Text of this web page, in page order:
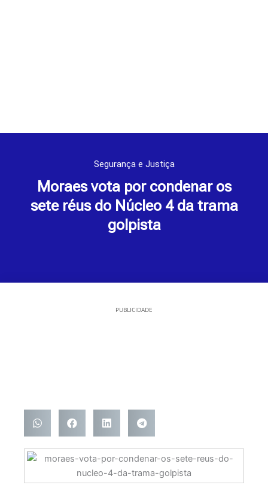
Segurança e Justiça
Moraes vota por condenar os
sete réus do Núcleo 4 da trama
golpista
PUBLICIDADE